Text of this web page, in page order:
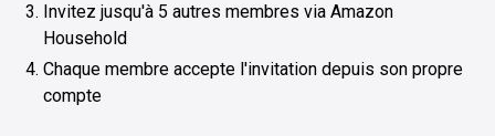
Invitez jusqu'à 5 autres membres via Amazon
Household
Chaque membre accepte l'invitation depuis son propre
compte